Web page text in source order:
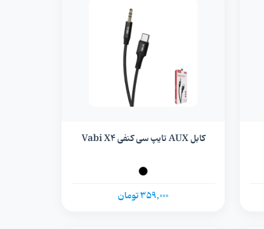
کابل AUX تایپ سی کنفی Vabi X4
359,000 تومان